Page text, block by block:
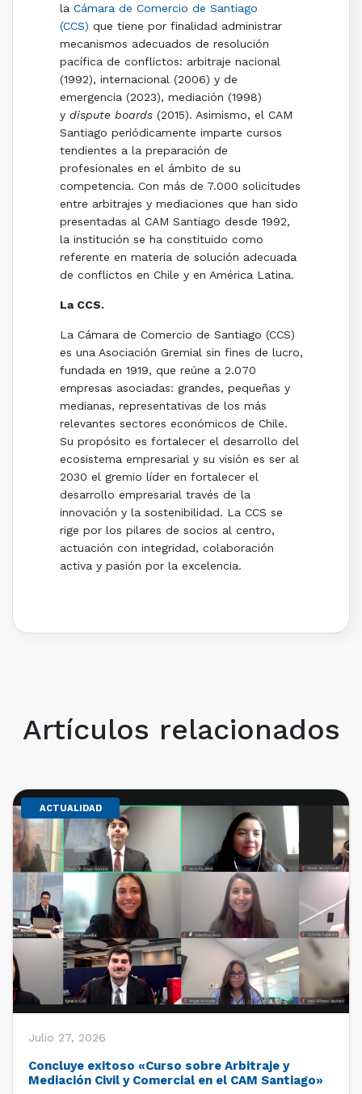
la Cámara de Comercio de Santiago
(CCS) que tiene por finalidad administrar
mecanismos adecuados de resolución
pacífica de conflictos: arbitraje nacional
(1992), internacional (2006) y de
emergencia (2023), mediación (1998)
y dispute boards(2015). Asimismo, el CAM
Santiago periódicamente imparte cursos
tendientes a la preparación de
profesionales en el ámbito de su
competencia. Con más de 7.000 solicitudes
entre arbitrajes y mediaciones que han sido
presentadas al CAM Santiago desde 1992,
la institución se ha constituido como
referente en materia de solución adecuada
de conflictos en Chile y en América Latina.
La CCS.
La Cámara de Comercio de Santiago (CCS)
es una Asociación Gremial sin fines de lucro,
fundada en 1919, que reúne a 2.070
empresas asociadas: grandes, pequeñas y
medianas, representativas de los más
relevantes sectores económicos de Chile.
Su propósito es fortalecer el desarrollo del
ecosistema empresarial y su visión es ser al
2030 el gremio líder en fortalecer el
desarrollo empresarial través de la
innovación y la sostenibilidad. La CCS se
rige por los pilares de socios al centro,
actuación con integridad, colaboración
activa y pasión por la excelencia.
Artículos relacionados
ACTUALIDAD
Julio 27, 2026
Concluye exitoso «Curso sobre Arbitraje y
Mediación Civil y Comercial en el CAM Santiago»